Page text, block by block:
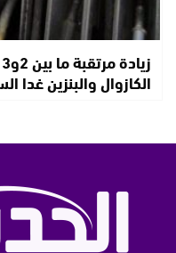
الكازوال والبنزين غدا